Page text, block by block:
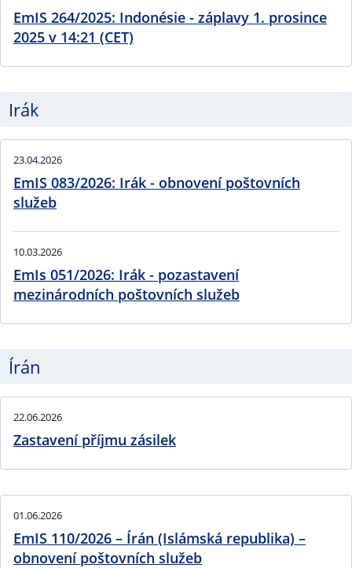
EmIS 264/2025: Indonésie - záplavy 1. prosince
2025 v 14:21 (CET)
Irák
23.04.2026
EmIS 083/2026: Irák - obnovení poštovních
služeb
10.03.2026
EmIs 051/2026: Irák - pozastavení
mezinárodních poštovních služeb
Írán
22.06.2026
Zastavení příjmu zásilek
01.06.2026
EmIS 110/2026 – Írán (Islámská republika) –
obnovení poštovních služeb